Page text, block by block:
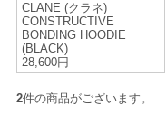
CLANE (クラネ)
CONSTRUCTIVE
BONDING HOODIE
(BLACK)
28,600円
2件の商品がございます。